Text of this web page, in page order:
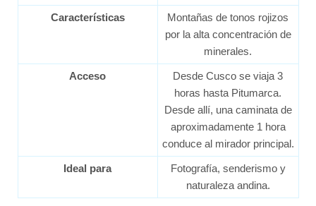
Características
Montañas de tonos rojizos
por la alta concentración de
minerales.
Acceso
Desde Cusco se viaja 3
horas hasta Pitumarca.
Desde allí, una caminata de
aproximadamente 1 hora
conduce al mirador principal.
Ideal para
Fotografía, senderismo y
naturaleza andina.